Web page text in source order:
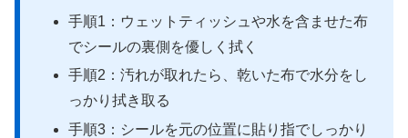
手順1：ウェットティッシュや水を含ませた布
でシールの裏側を優しく拭く
手順2：汚れが取れたら、乾いた布で水分をし
っかり拭き取る
手順3：シールを元の位置に貼り指でしっかり